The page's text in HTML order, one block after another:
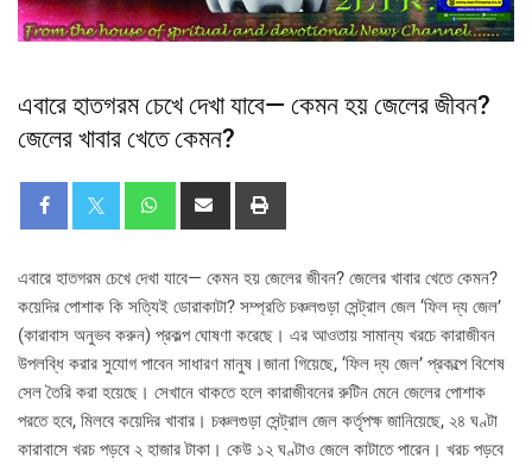
এবারে হাতগরম চেখে দেখা যাবে— কেমন হয় জেলের জীবন?
জেলের খাবার খেতে কেমন?
এবারে হাতগরম চেখে দেখা যাবে— কেমন হয় জেলের জীবন? জেলের খাবার খেতে কেমন?
কয়েদির পোশাক কি সত্যিই ডোরাকাটা? সম্প্রতি চঞ্চলগুড়া সেন্ট্রাল জেল ‘ফিল দ্য জেল’
(কারাবাস অনুভব করুন) প্রকল্প ঘোষণা করেছে। এর আওতায় সামান্য খরচে কারাজীবন
উপলব্ধি করার সুযোগ পাবেন সাধারণ মানুষ।জানা গিয়েছে, ‘ফিল দ্য জেল’ প্রকল্পে বিশেষ
সেল তৈরি করা হয়েছে। সেখানে থাকতে হলে কারাজীবনের রুটিন মেনে জেলের পোশাক
পরতে হবে, মিলবে কয়েদির খাবার। চঞ্চলগুড়া সেন্ট্রাল জেল কর্তৃপক্ষ জানিয়েছে, ২৪ ঘণ্টা
কারাবাসে খরচ পড়বে ২ হাজার টাকা। কেউ ১২ ঘণ্টাও জেলে কাটাতে পারেন। খরচ পড়বে